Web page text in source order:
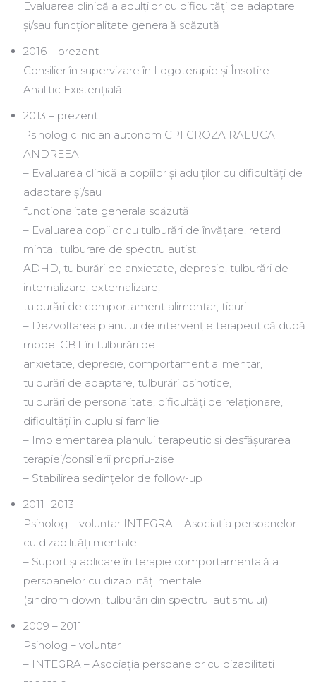
Evaluarea clinică a adulților cu dificultăți de adaptare
și/sau funcționalitate generală scăzută
2016 – prezent
Consilier în supervizare în Logoterapie și Însoțire
Analitic Existențială
2013 – prezent
Psiholog clinician autonom CPI GROZA RALUCA
ANDREEA
– Evaluarea clinică a copiilor și adulților cu dificultăți de
adaptare și/sau
functionalitate generala scăzută
– Evaluarea copiilor cu tulburări de învățare, retard
mintal, tulburare de spectru autist,
ADHD, tulburări de anxietate, depresie, tulburări de
internalizare, externalizare,
tulburări de comportament alimentar, ticuri.
– Dezvoltarea planului de intervenție terapeutică după
model CBT în tulburări de
anxietate, depresie, comportament alimentar,
tulburări de adaptare, tulburări psihotice,
tulburări de personalitate, dificultăți de relaționare,
dificultăți în cuplu și familie
– Implementarea planului terapeutic și desfășurarea
terapiei/consilierii propriu-zise
– Stabilirea ședințelor de follow-up
2011- 2013
Psiholog – voluntar INTEGRA – Asociația persoanelor
cu dizabilități mentale
– Suport și aplicare în terapie comportamentală a
persoanelor cu dizabilități mentale
(sindrom down, tulburări din spectrul autismului)
2009 – 2011
Psiholog – voluntar
– INTEGRA – Asociația persoanelor cu dizabilitati